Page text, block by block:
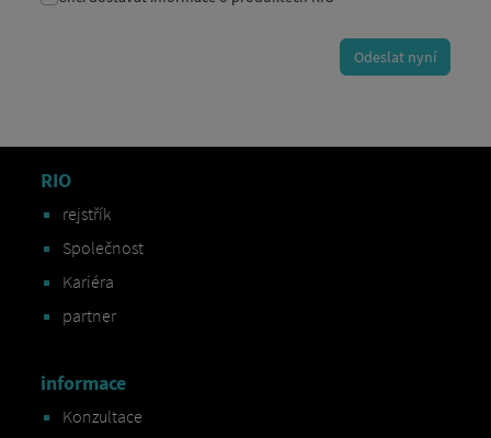
RIO
rejstřík
Společnost
Kariéra
partner
informace
Konzultace